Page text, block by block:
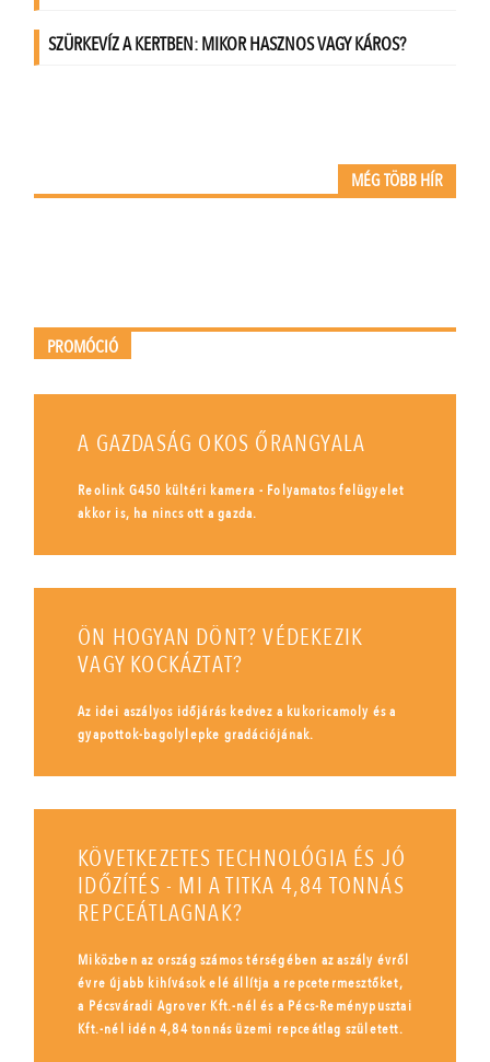
MÉG TÖBB HÍR
PROMÓCIÓ
A GAZDASÁG OKOS ŐRANGYALA
Reolink G450 kültéri kamera - Folyamatos felügyelet
akkor is, ha nincs ott a gazda.
ÖN HOGYAN DÖNT? VÉDEKEZIK
VAGY KOCKÁZTAT?
Az idei aszályos időjárás kedvez a kukoricamoly és a
gyapottok-bagolylepke gradációjának.
KÖVETKEZETES TECHNOLÓGIA ÉS JÓ
IDŐZÍTÉS - MI A TITKA 4,84 TONNÁS
REPCEÁTLAGNAK?
Miközben az ország számos térségében az aszály évről
évre újabb kihívások elé állítja a repcetermesztőket,
a Pécsváradi Agrover Kft.-nél és a Pécs-Reménypusztai
Kft.-nél idén 4,84 tonnás üzemi repceátlag született.